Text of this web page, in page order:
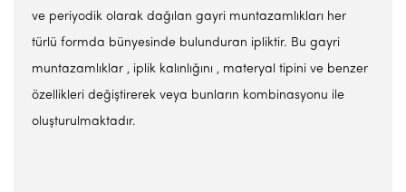
ve periyodik olarak dağılan gayri muntazamlıkları her
türlü formda bünyesinde bulunduran ipliktir. Bu gayri
muntazamlıklar , iplik kalınlığını , materyal tipini ve benzer
özellikleri değiştirerek veya bunların kombinasyonu ile
oluşturulmaktadır.